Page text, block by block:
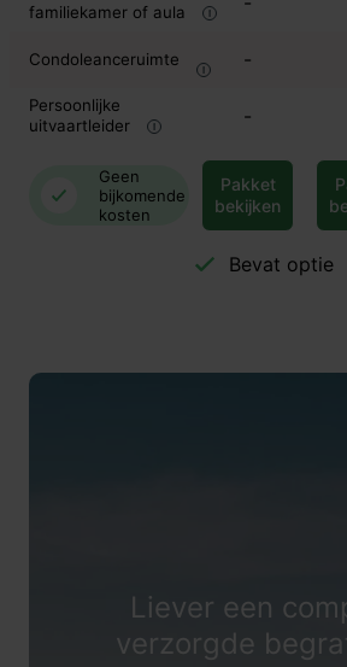
familiekamer of aula
Condoleanceruimte -
Persoonlijke
uitvaartleider
-
Geen
bijkomende
kosten
Pakket
bekijken
Bevat optie
Liever een
verzorgde